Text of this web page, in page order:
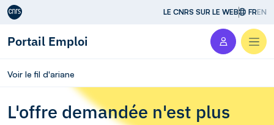
Aller au contenu LE CNRS SUR LE WEB FREN
Portail Emploi
Voir le fil d'ariane
L'offre demandée n'est plus